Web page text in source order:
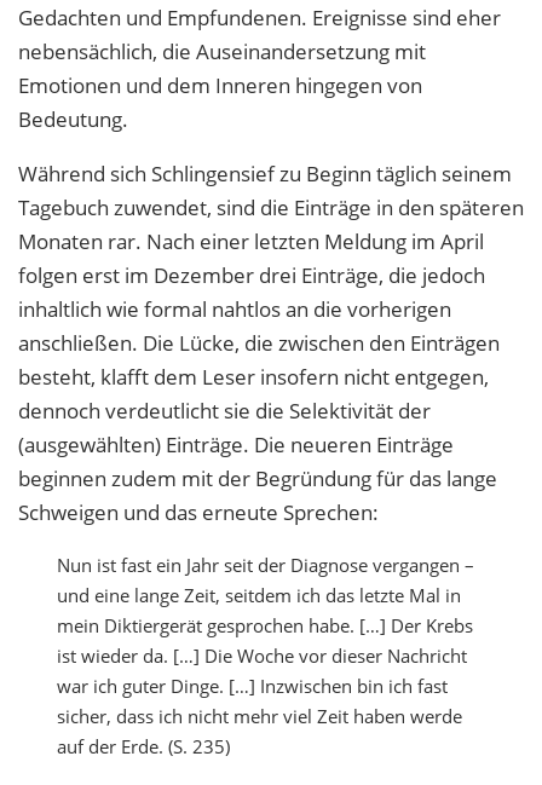
Gedachten und Empfundenen. Ereignisse sind eher
nebensächlich, die Auseinandersetzung mit
Emotionen und dem Inneren hingegen von
Bedeutung.
Während sich Schlingensief zu Beginn täglich seinem
Tagebuch zuwendet, sind die Einträge in den späteren
Monaten rar. Nach einer letzten Meldung im April
folgen erst im Dezember drei Einträge, die jedoch
inhaltlich wie formal nahtlos an die vorherigen
anschließen. Die Lücke, die zwischen den Einträgen
besteht, klafft dem Leser insofern nicht entgegen,
dennoch verdeutlicht sie die Selektivität der
(ausgewählten) Einträge. Die neueren Einträge
beginnen zudem mit der Begründung für das lange
Schweigen und das erneute Sprechen:
Nun ist fast ein Jahr seit der Diagnose vergangen –
und eine lange Zeit, seitdem ich das letzte Mal in
mein Diktiergerät gesprochen habe. […] Der Krebs
ist wieder da. […] Die Woche vor dieser Nachricht
war ich guter Dinge. […] Inzwischen bin ich fast
sicher, dass ich nicht mehr viel Zeit haben werde
auf der Erde. (S. 235)